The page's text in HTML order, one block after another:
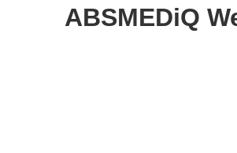
ABSMEDiQ